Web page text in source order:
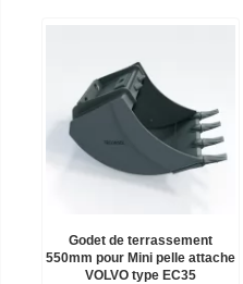
Godet de terrassement
550mm pour Mini pelle attache
VOLVO type EC35